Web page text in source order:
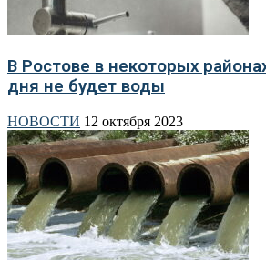
В Ростове в некоторых
дня не будет воды
НОВОСТИ 12 октября 2023